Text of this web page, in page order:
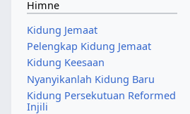
Himne
Kidung Jemaat
Pelengkap Kidung Jemaat
Kidung Keesaan
Nyanyikanlah Kidung Baru
Kidung Persekutuan Reformed
Injili